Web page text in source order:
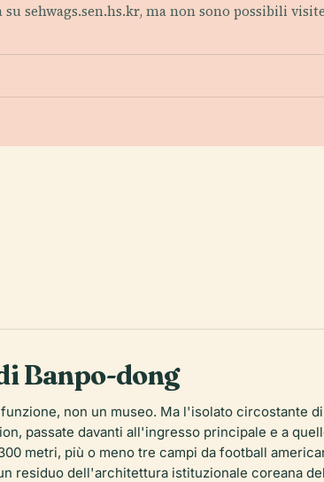
sehwags.sen.hs.kr, ma non sono possibili
Banpo-dong
non un museo. Ma l'isolato circostante
passate davanti all'ingresso principale e a
metri, più o meno tre campi da football
residuo dell'architettura istituzionale coreana